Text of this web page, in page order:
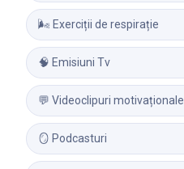
🌬 Exerciții de respirație
🧠 Emisiuni Tv
💬 Videoclipuri motivaționale
🪞 Podcasturi